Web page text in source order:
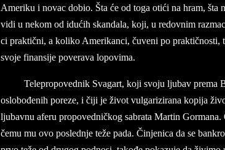
Ame­ri­ku i no­vac do­bio. Šta će od toga otići na hram, šta
vidi u ne­kom od idućih skan­da­la, koji, u re­dov­nim
ci prak­tični, a ko­li­ko Ame­rikan­ci, čuve­ni po prak­tično­sti,
svo­je fi­nan­si­je po­ve­ra­va lo­po­vi­ma.
Te­le­pro­po­ved­nik Svagart, koji svo­ju lju­bav pre­ma
oslo­bođenih poreze, i čiji je život vul­ga­ri­zi­ra­na ko­pi­ja
lju­bav­nu afe­ru pro­poved­ničkog sa­bra­ta Mar­ti­n
čemu mu ovo po­sled­nje teže pada. Čin­je­ni­ca da se